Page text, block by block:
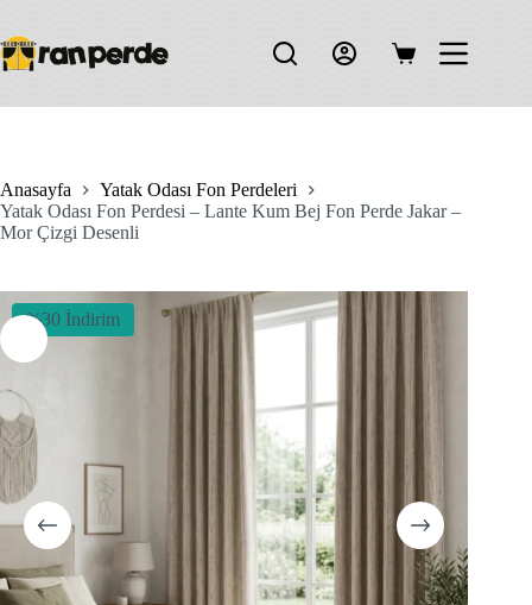
content
Shopping
Anasayfa
Yatak Odası Fon Perdeleri
Yatak Odası Fon Perdesi – Lante Kum Bej Fon Perde Jakar –
Mor Çizgi Desenli
%30 İndirim